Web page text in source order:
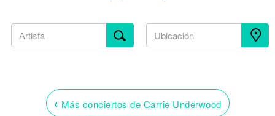
‹ Más conciertos de Carrie Underwood